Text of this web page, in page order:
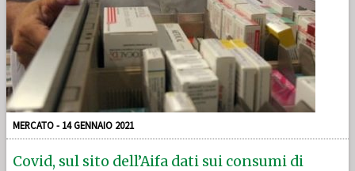
MERCATO - 14 GENNAIO 2021
Covid, sul sito dell’Aifa dati sui consumi di